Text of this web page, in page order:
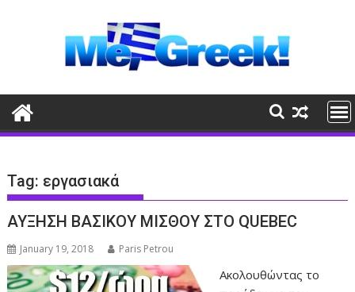
Tag: εργασιακά
ΑΥΞΗΣΗ ΒΑΣΙΚΟΥ ΜΙΣΘΟΥ ΣΤΟ QUEBEC
January 19, 2018 Paris Petrou
Ακολουθώντας το